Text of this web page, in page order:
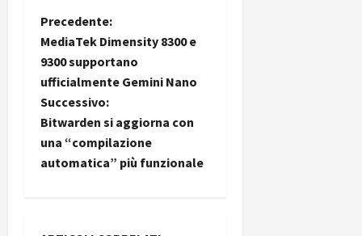
N
a
v
i
g
Precedente:
MediaTek Dimensity 8300 e
9300 supportano
ufficialmente Gemini Nano
Successivo:
Bitwarden si aggiorna con
una “compilazione
automatica” più funzionale